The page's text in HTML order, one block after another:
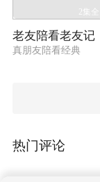
2集全
老友陪看老友记
真朋友陪看经典
热门评论